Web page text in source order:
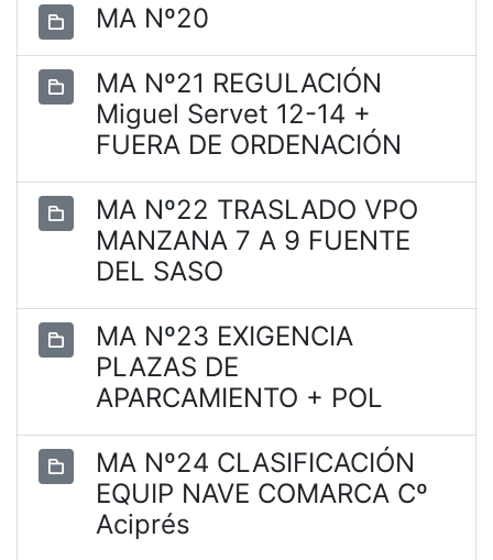
MA Nº20
MA Nº21 REGULACIÓN
Miguel Servet 12-14 +
FUERA DE ORDENACIÓN
MA Nº22 TRASLADO VPO
MANZANA 7 A 9 FUENTE
DEL SASO
MA Nº23 EXIGENCIA
PLAZAS DE
APARCAMIENTO + POL
MA Nº24 CLASIFICACIÓN
EQUIP NAVE COMARCA Cº
Aciprés